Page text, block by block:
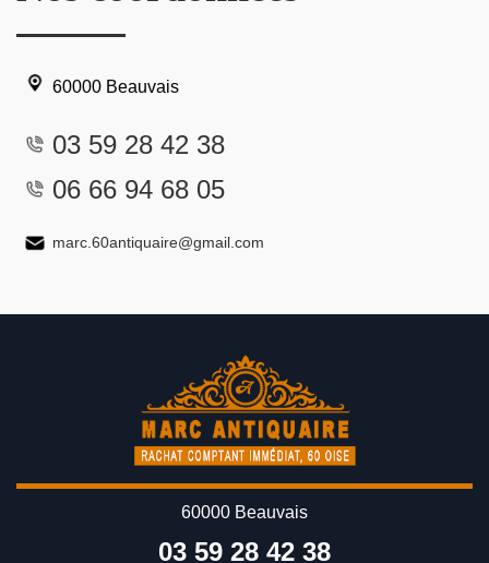
60000 Beauvais
03 59 28 42 38
06 66 94 68 05
marc.60antiquaire@gmail.com
60000 Beauvais
03 59 28 42 38